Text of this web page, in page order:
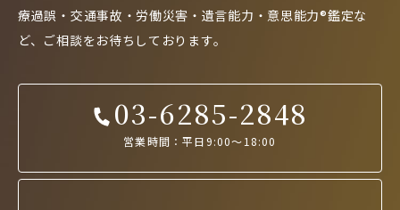
療過誤・交通事故・労働災害・遺言能力・意思能力®鑑定な
ど、 ご相談をお待ちしております。
03-6285-2848
営業時間：平日9:00～18:00